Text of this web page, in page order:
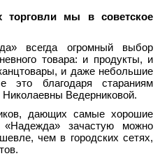
торговли мы в советское
всегда огромный выбор
товара: и продукты, и
и даже небольшие
благодаря стараниям
Ведерниковой.
дающих самые хорошие
зачастую можно
чем в городских сетях,